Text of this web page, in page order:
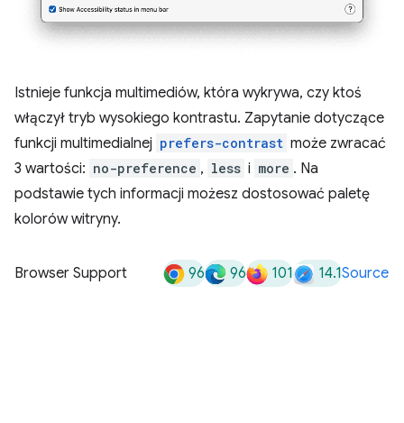
Istnieje funkcja multimediów, która wykrywa, czy ktoś
włączył tryb wysokiego kontrastu. Zapytanie dotyczące
funkcji multimedialnej prefers-contrast może zwracać
3 wartości: no-preference , less i more . Na
podstawie tych informacji możesz dostosować paletę
kolorów witryny.
Browser Support 96 96 101 14.1Source